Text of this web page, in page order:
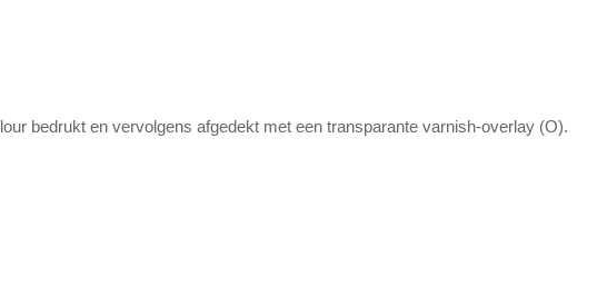
bedrukt en vervolgens afgedekt met een transparante varnish-overlay (O).